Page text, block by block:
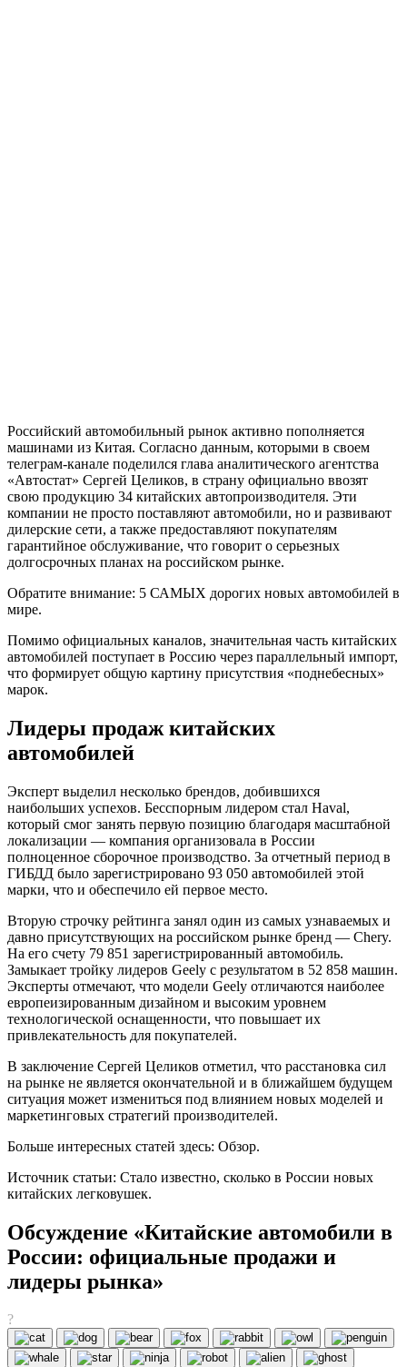
Российский автомобильный рынок активно пополняется
машинами из Китая. Согласно данным, которыми в своем
телеграм-канале поделился глава аналитического агентства
«Автостат» Сергей Целиков, в страну официально ввозят
свою продукцию 34 китайских автопроизводителя. Эти
компании не просто поставляют автомобили, но и развивают
дилерские сети, а также предоставляют покупателям
гарантийное обслуживание, что говорит о серьезных
долгосрочных планах на российском рынке.
Обратите внимание: 5 САМЫХ дорогих новых автомобилей в
мире.
Помимо официальных каналов, значительная часть китайских
автомобилей поступает в Россию через параллельный импорт,
что формирует общую картину присутствия «поднебесных»
марок.
Лидеры продаж китайских
автомобилей
Эксперт выделил несколько брендов, добившихся
наибольших успехов. Бесспорным лидером стал Haval,
который смог занять первую позицию благодаря масштабной
локализации — компания организовала в России
полноценное сборочное производство. За отчетный период в
ГИБДД было зарегистрировано 93 050 автомобилей этой
марки, что и обеспечило ей первое место.
Вторую строчку рейтинга занял один из самых узнаваемых и
давно присутствующих на российском рынке бренд — Chery.
На его счету 79 851 зарегистрированный автомобиль.
Замыкает тройку лидеров Geely с результатом в 52 858 машин.
Эксперты отмечают, что модели Geely отличаются наиболее
европеизированным дизайном и высоким уровнем
технологической оснащенности, что повышает их
привлекательность для покупателей.
В заключение Сергей Целиков отметил, что расстановка сил
на рынке не является окончательной и в ближайшем будущем
ситуация может измениться под влиянием новых моделей и
маркетинговых стратегий производителей.
Больше интересных статей здесь: Обзор.
Источник статьи: Стало известно, сколько в России новых
китайских легковушек.
Обсуждение «Китайские автомобили в
России: официальные продажи и
лидеры рынка»
?